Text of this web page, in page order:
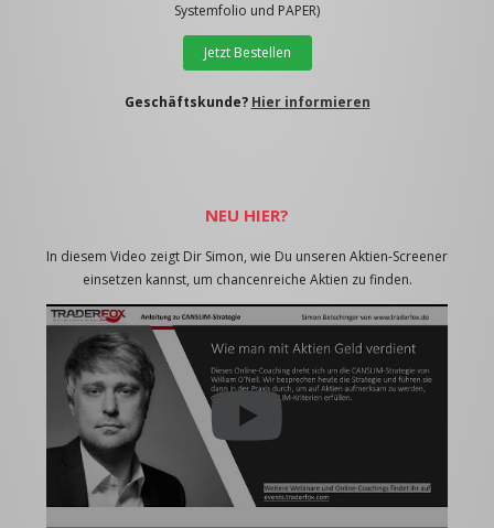
Systemfolio und PAPER)
Jetzt Bestellen
Geschäftskunde? Hier informieren
NEU HIER?
In diesem Video zeigt Dir Simon, wie Du unseren Aktien-Screener
einsetzen kannst, um chancenreiche Aktien zu finden.